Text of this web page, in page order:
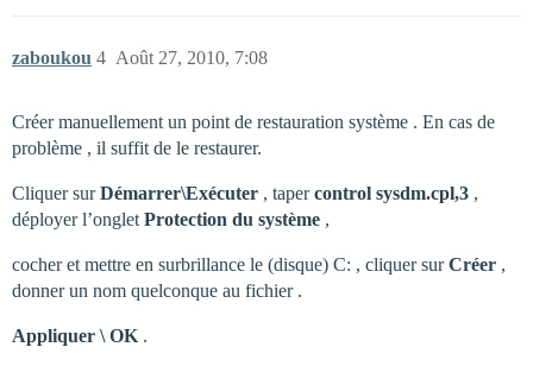
zaboukou Août 27, 2010, 7:08
4
Créer manuellement un point de restauration système . En cas de
problème , il suffit de le restaurer.
Cliquer surDémarrer\Exécuter , tapercontrol sysdm.cpl,3 ,
déployer l’onglet Protection du système ,
cocher et mettre en surbrillance le (disque) C: , cliquer surCréer ,
donner un nom quelconque au fichier .
Appliquer \ OK .